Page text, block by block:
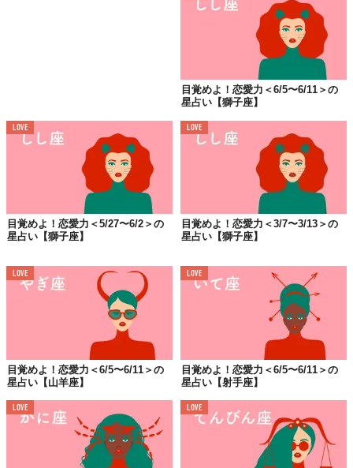
目覚めよ！恋愛力＜6/5〜6/11＞の
星占い【獅子座】
LOVE
目覚めよ！恋愛力＜5/27〜6/2＞の
星占い【獅子座】
LOVE
目覚めよ！恋愛力＜3/7〜3/13＞の
星占い【獅子座】
LOVE
目覚めよ！恋愛力＜6/5〜6/11＞の
星占い【山羊座】
LOVE
目覚めよ！恋愛力＜6/5〜6/11＞の
星占い【射手座】
LOVE LOVE